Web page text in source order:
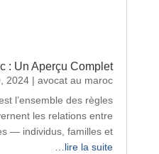
: Un Aperçu Complet
2024 |avocat au maroc
l’ensemble des règles
les relations entre
— individus, familles et…
lire la suite…